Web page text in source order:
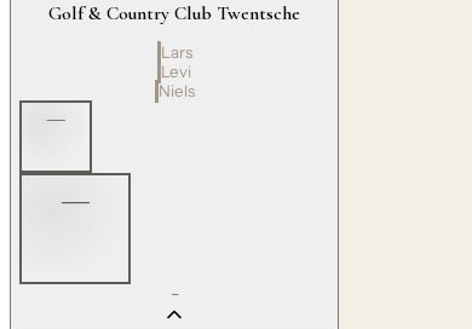
Golf & Country Club Twentsche
Lars
Levi
Niels
—
—
—